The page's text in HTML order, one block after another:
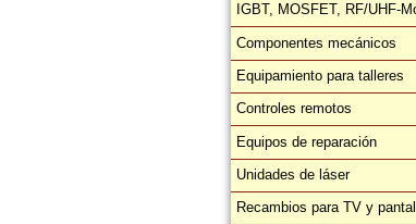
IGBT, MOSFET, RF/UHF-
Componentes mecánicos
Equipamiento para talleres
Controles remotos
Equipos de reparación
Unidades de láser
Recambios para TV y